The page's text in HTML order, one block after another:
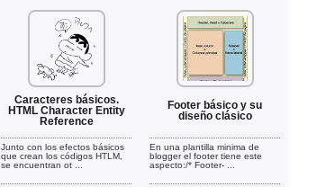
Caracteres básicos.
HTML Character Entity
Reference
Junto con los efectos básicos
que crean los códigos HTLM,
se encuentran ot ...
Footer básico y su
diseño clásico
En una plantilla minima de
blogger el footer tiene este
aspecto:/* Footer- ...